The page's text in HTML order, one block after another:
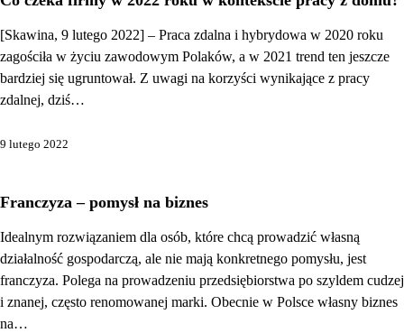
[Skawina, 9 lutego 2022] – Praca zdalna i hybrydowa w 2020 roku
zagościła w życiu zawodowym Polaków, a w 2021 trend ten jeszcze
bardziej się ugruntował. Z uwagi na korzyści wynikające z pracy
zdalnej, dziś…
9 lutego 2022
Franczyza – pomysł na biznes
Idealnym rozwiązaniem dla osób, które chcą prowadzić własną
działalność gospodarczą, ale nie mają konkretnego pomysłu, jest
franczyza. Polega na prowadzeniu przedsiębiorstwa po szyldem cudzej
i znanej, często renomowanej marki. Obecnie w Polsce własny biznes
na…